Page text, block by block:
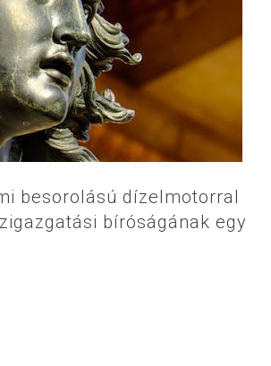
besorolású dízelmotorral
bíróságának egy